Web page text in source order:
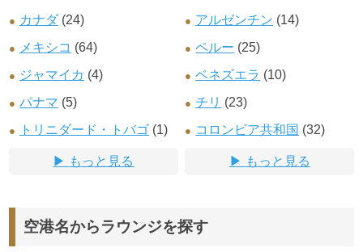
カナダ(24)
メキシコ (64)
ジャマイカ (4)
パナマ (5)
トリニダード・トバゴ (1)
もっと見る
アルゼンチン (14)
ペルー (25)
ベネズエラ (10)
チリ (23)
コロンビア共和国 (32)
もっと見る
空港名からラウンジを探す